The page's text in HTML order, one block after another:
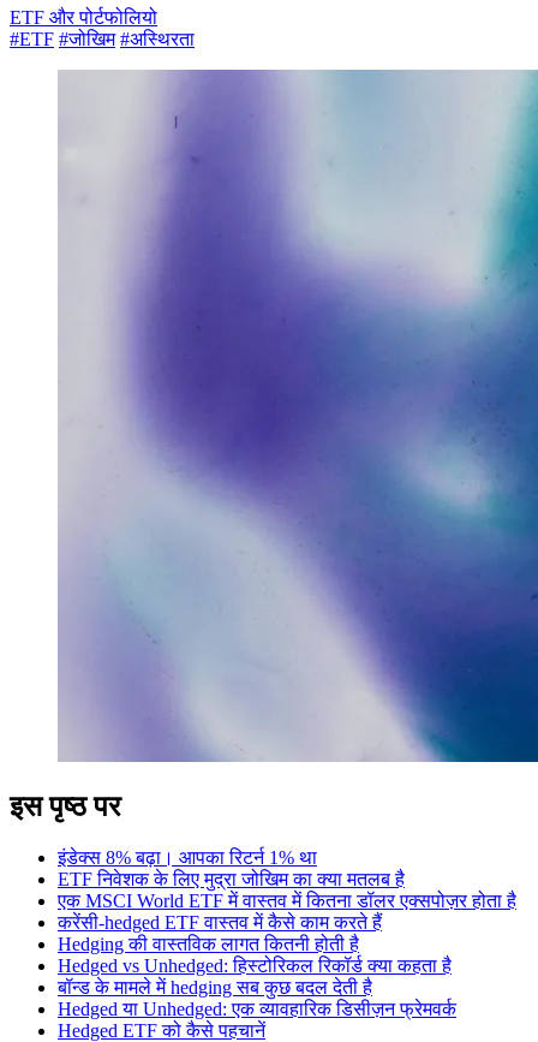
ETF और पोर्टफोलियो
#ETF #जोखिम #अस्थिरता
इस पृष्ठ पर
इंडेक्स 8% बढ़ा। आपका रिटर्न 1% था
ETF निवेशक के लिए मुद्रा जोखिम का क्या मतलब है
एक MSCI World ETF में वास्तव में कितना डॉलर एक्सपोज़र होता है
करेंसी-hedged ETF वास्तव में कैसे काम करते हैं
Hedging की वास्तविक लागत कितनी होती है
Hedged vs Unhedged: हिस्टोरिकल रिकॉर्ड क्या कहता है
बॉन्ड के मामले में hedging सब कुछ बदल देती है
Hedged या Unhedged: एक व्यावहारिक डिसीज़न फ्रेमवर्क
Hedged ETF को कैसे पहचानें